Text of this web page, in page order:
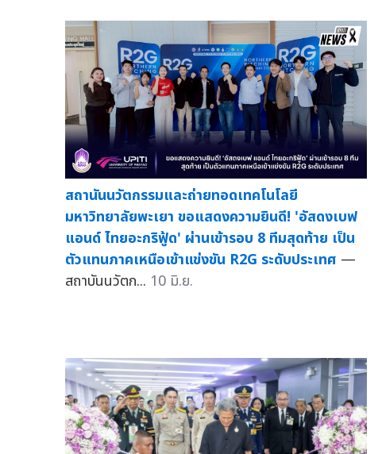
สถานันนวัตกรรมและถ่ายทอดเทคโนโลยี
มหาวิทยาลัยพะเยา ขอแสดงความยินดี! 'อัสดงเบฟ
แอนด์ ไทยอะกริฟู้ด' ผ่านเข้ารอบ 8 ทีมสุดท้าย เป็น
ตัวแทนภาคเหนือเข้าแข่งขัน R2G ระดับประเทศ —
สถาบันนวัตก... 10 มิ.ย.